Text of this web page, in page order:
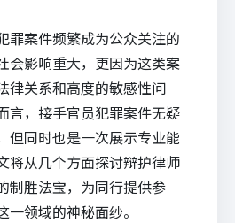
罪案件频繁成为公众关注的
会影响重大，更因为这类案
律关系和高度的敏感性问
言，接手官员犯罪案件无疑
但同时也是一次展示专业能
将从几个方面探讨辩护律师
制胜法宝，为同行提供参
领域的神秘面纱。